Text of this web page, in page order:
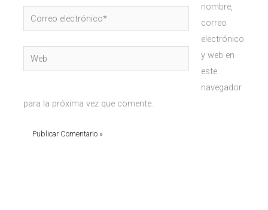
Correo
electrónico*
Web
nombre,
correo
electrónico
y web en
este
navegador
para la próxima vez que comente.